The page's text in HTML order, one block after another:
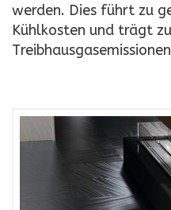
werden. Dies führt zu
Kühlkosten und trägt